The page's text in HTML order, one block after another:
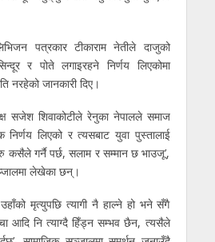
पत्रकार टीकाराम नेतीले दाजुको
र पोते लगाइरहने निर्णय लिएकोमा
नरहेको जानकारी दिए।
सजेश शिवाकोटीले रेनुका नेपालले समाज
निर्णय लिएको र त्यसबाट युवा पुस्तालाई
कसैले गर्नै पर्छ, सलाम र सम्मान छ भाउजू’,
लेखेका छन्।
मृत्युपछि त्यागी नै हाल्ने हो भने सँगै
आदि नि त्याग्दै हिँड्न सम्भव छैन, त्यसैले